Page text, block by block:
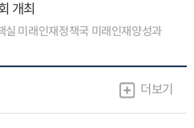
개최
미래인재정책국 미래인재양성과
더보기